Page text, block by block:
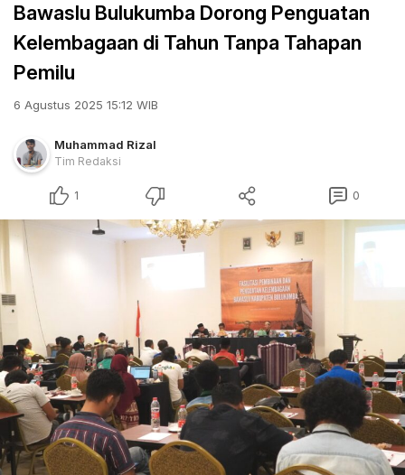
Bawaslu Bulukumba Dorong Penguatan
Kelembagaan di Tahun Tanpa Tahapan
Pemilu
6 Agustus 2025 15:12 WIB
Muhammad Rizal
Tim Redaksi
1 0